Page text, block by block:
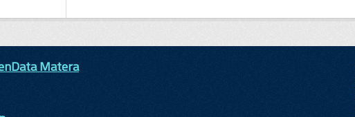
Matera